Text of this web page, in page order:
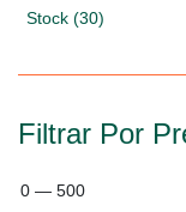
Stock (30)
Filtrar Por
0 — 500